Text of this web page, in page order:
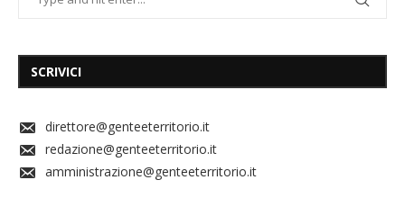
SCRIVICI
direttore@genteeterritorio.it
redazione@genteeterritorio.it
amministrazione@genteeterritorio.it